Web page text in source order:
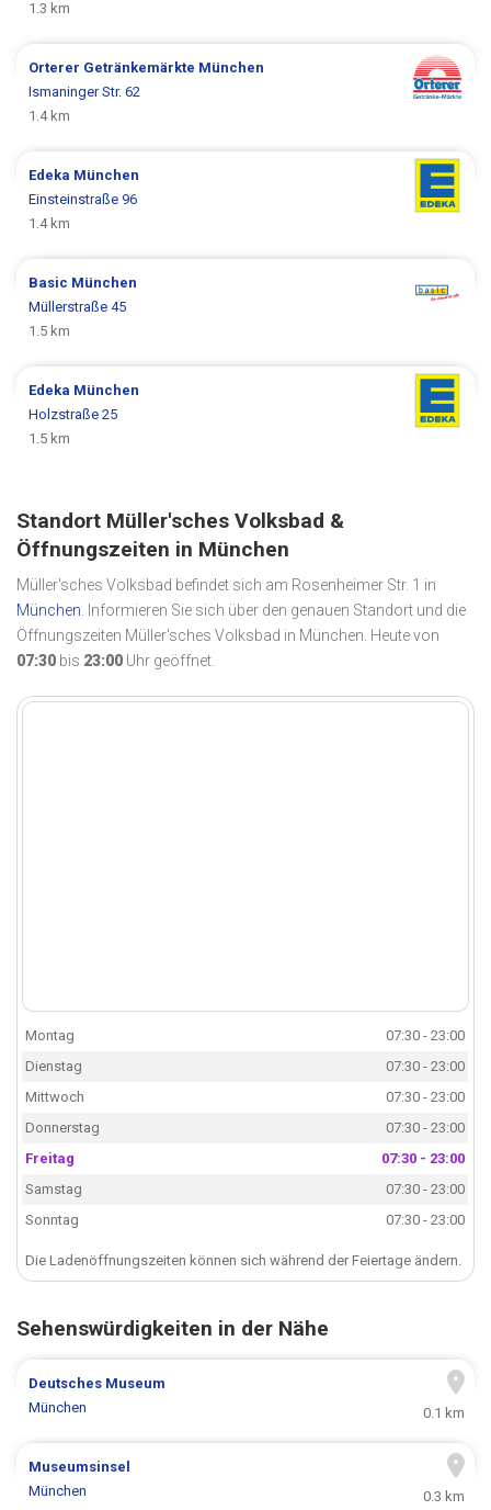
1.3 km
Orterer Getränkemärkte München
Ismaninger Str. 62
1.4 km
Edeka München
Einsteinstraße 96
1.4 km
Basic München
Müllerstraße 45
1.5 km
Edeka München
Holzstraße 25
1.5 km
Standort Müller'sches Volksbad &
Öffnungszeiten in München
Müller'sches Volksbad befindet sich am Rosenheimer Str. 1 in
München. Informieren Sie sich über den genauen Standort und die
Öffnungszeiten Müller'sches Volksbad in München. Heute von
07:30 bis 23:00 Uhr geöffnet.
Montag
07:30 - 23:00
Dienstag
07:30 - 23:00
Mittwoch
07:30 - 23:00
Donnerstag
07:30 - 23:00
Freitag
07:30 - 23:00
Samstag
07:30 - 23:00
Sonntag
07:30 - 23:00
Die Ladenöffnungszeiten können sich während der Feiertage ändern.
Sehenswürdigkeiten in der Nähe
Deutsches Museum
München
0.1 km
Museumsinsel
München
0.3 km